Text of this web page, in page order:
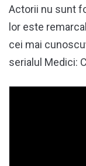
Actorii nu sunt
lor este
cei mai
serialul Medici: